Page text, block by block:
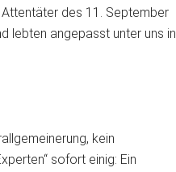
Attentäter des 11. September
lebten angepasst unter uns in
kein
sofort einig: Ein